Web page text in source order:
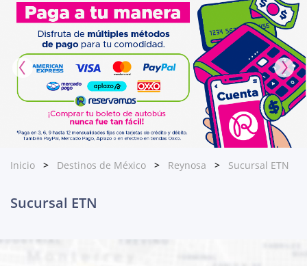
Inicio Destinos de México Reynosa Sucursal ETN
Sucursal ETN